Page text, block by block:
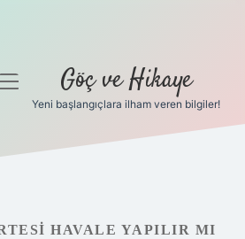
Göç ve Hikaye
Yeni başlangıçlara ilham veren bilgiler!
HAVALE YAPILIR MI